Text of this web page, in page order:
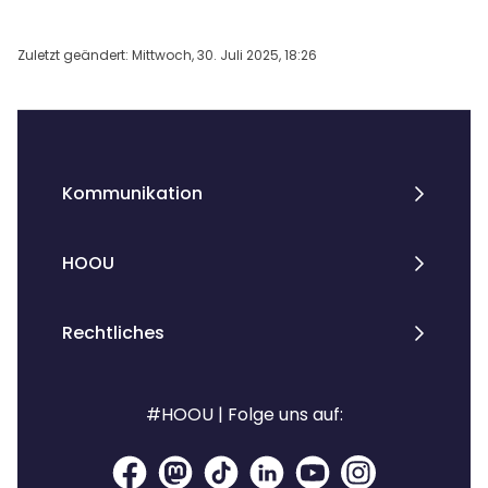
Zuletzt geändert: Mittwoch, 30. Juli 2025, 18:26
Kommunikation
HOOU
Rechtliches
#HOOU | Folge uns auf: